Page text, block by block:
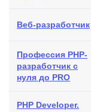
Веб-разработчик
Профессия PHP-
разработчик с
нуля до PRO
PHP Developer.